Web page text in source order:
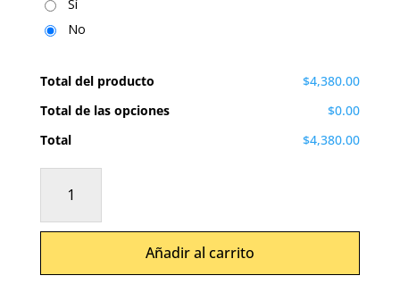
Sí
No
Total del producto
$4,380.00
Total de las opciones
$0.00
Total
$4,380.00
Rosas
Añadir al carrito